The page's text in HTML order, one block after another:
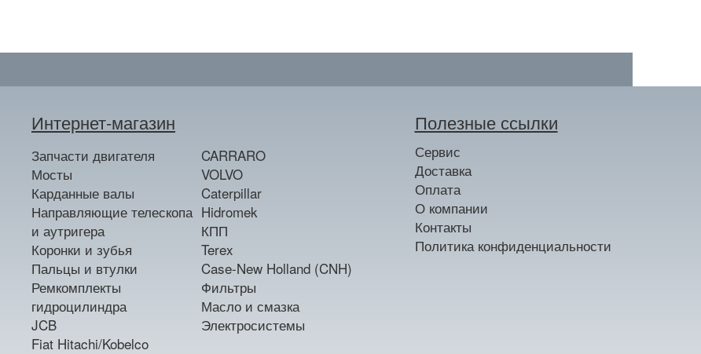
Интернет-магазин
Запчасти двигателя
Мосты
Карданные валы
Направляющие телескопа
и аутригера
Коронки и зубья
Пальцы и втулки
Ремкомплекты
гидроцилиндра
JCB
Fiat Hitachi/Kobelco
CARRARO
VOLVO
Caterpillar
Hidromek
КПП
Terex
Case-New Holland (CNH)
Фильтры
Масло и смазка
Электросистемы
Полезные ссылки
Сервис
Доставка
Оплата
О компании
Контакты
Политика конфиденциальности